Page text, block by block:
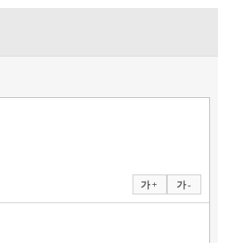
가 + 가 -